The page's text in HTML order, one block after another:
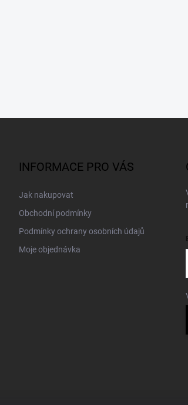
INFORMACE PRO VÁS
Jak nakupovat
Obchodní podmínky
Podmínky ochrany osobních údajů
Moje objednávka